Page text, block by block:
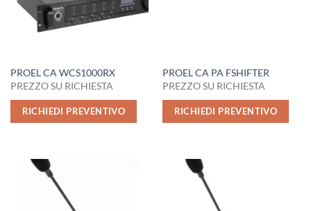
PROEL CA WCS1000RX
PREZZO SU RICHIESTA
RICHIEDI PREVENTIVO
PROEL CA PA FSHIFTER
PREZZO SU RICHIESTA
RICHIEDI PREVENTIVO